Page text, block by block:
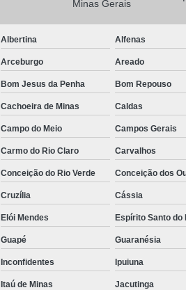
Camisa
Camisa Social
Camisa
Camisa
Camisa
Camisa
Minas Gerais
Albertina Alfenas
Arceburgo Areado
Bom Jesus da Penha Bom Repouso
Cachoeira de Minas Caldas
Campo do Meio Campos Gerais
Carmo do Rio Claro Carvalhos
Conceição do Rio Verde Conceição dos
Cruzília Cássia
Elói Mendes Espírito Santo do
Guapé Guaranésia
Inconfidentes Ipuiuna
Itaú de Minas Jacutinga